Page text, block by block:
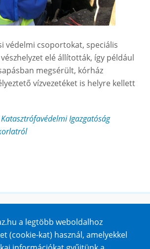
védelmi csoportokat, speciális
elé állították, így például
megsérült, kórház
vízvezetéket is helyre kellett
Igazgatóság
a legtöbb weboldalhoz
(cookie-kat) használ, amelyekkel